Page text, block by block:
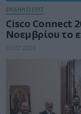
ΕΚΔΗΛΩΣΕΙΣ
Cisco Connect 2026
Νοεμβρίου το
30.07.2026